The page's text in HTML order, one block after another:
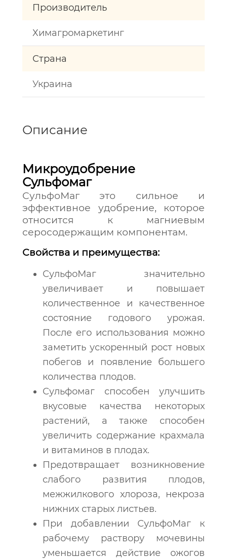
Производитель
Химагромаркетинг
Страна
Украина
Описание
Микроудобрение
Сульфомаг
СульфоМаг это сильное и
эффективное удобрение, которое
относится к магниевым
серосодержащим компонентам.
Свойства и преимущества:
СульфоМаг значительно
увеличивает и повышает
количественное и качественное
состояние годового урожая.
После его использования можно
заметить ускоренный рост новых
побегов и появление большего
количества плодов.
Сульфомаг способен улучшить
вкусовые качества некоторых
растений, а также способен
увеличить содержание крахмала
и витаминов в плодах.
Предотвращает возникновение
слабого развития плодов,
межжилкового хлороза, некроза
нижних старых листьев.
При добавлении СульфоМаг к
рабочему раствору мочевины
уменьшается действие ожогов